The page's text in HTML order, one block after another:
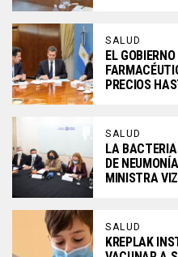
SALUD
EL
PRECIOS
SALUD
LA
DE
MINISTRA
SALUD
KREPLAK